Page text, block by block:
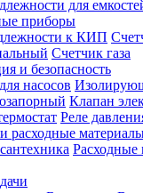
для
приборы
к КИП
Счетчик газа
и безопасность
насосов
Клапан
Реле
расходные
Расходные